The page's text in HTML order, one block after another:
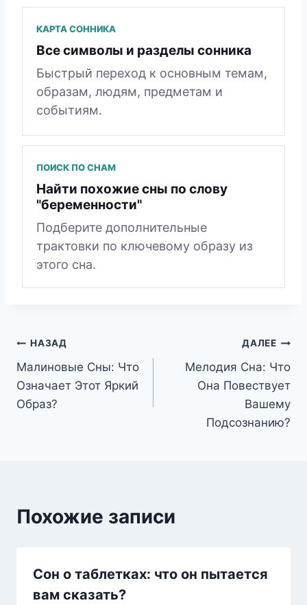
КАРТА СОННИКА
Все символы и разделы сонника
Быстрый переход к основным темам,
образам, людям, предметам и
событиям.
ПОИСК ПО СНАМ
Найти похожие сны по слову
"беременности"
Подберите дополнительные
трактовки по ключевому образу из
этого сна.
Навигация
по
записям
НАЗАД
Малиновые Сны: Что
Означает Этот Яркий
Образ?
ДАЛЕЕ
Мелодия Сна: Что
Она Повествует
Вашему
Подсознанию?
Похожие записи
Сон о таблетках: что он пытается
вам сказать?